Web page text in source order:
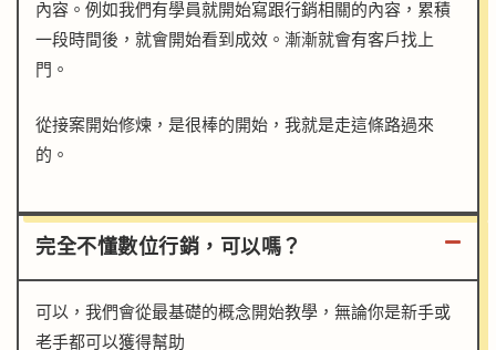
內容。例如我們有學員就開始寫跟行銷相關的內容，累積
一段時間後，就會開始看到成效。漸漸就會有客戶找上
門。
從接案開始修煉，是很棒的開始，我就是走這條路過來
的。
完全不懂數位行銷，可以嗎？
可以，我們會從最基礎的概念開始教學，無論你是新手或
老手都可以獲得幫助